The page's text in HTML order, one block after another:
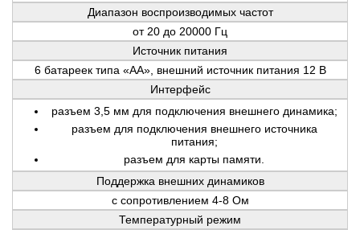
Диапазон воспроизводимых частот
от 20 до 20000 Гц
Источник питания
6 батареек типа «AA», внешний источник питания 12 В
Интерфейс
разъем 3,5 мм для подключения внешнего динамика;
разъем для подключения внешнего источника
питания;
разъем для карты памяти.
Поддержка внешних динамиков
с сопротивлением 4-8 Ом
Температурный режим